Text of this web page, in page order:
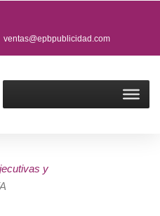
ventas@epbpublicidad.com
y